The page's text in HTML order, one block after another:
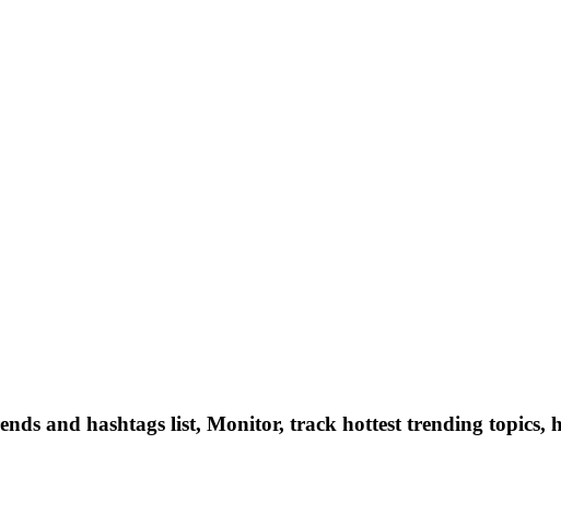
and hashtags list, Monitor, track hottest trending topics,